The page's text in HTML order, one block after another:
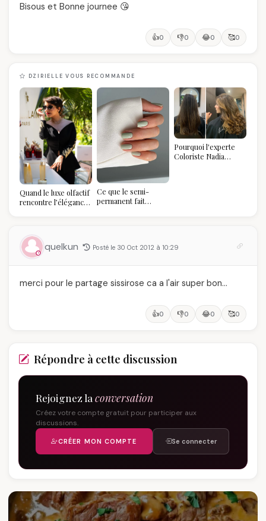
Bisous et Bonne journee 😘
👍0 👎0 😂0 🥰0
DZIRIELLE VOUS RECOMMANDE
Quand le luxe olfactif
rencontre l’élégance
temps
Ce que le semi-
permanent fait
Pourquoi l'experte
Coloriste Nadia
quelkun Posté le 30 Oct 2012 à 10:29
merci pour le partage sissirose ca a l'air super bon…
👍0 👎0 😂0 🥰0
Répondre à cette discussion
Rejoignez la conversation
Créez votre compte gratuit pour participer aux
discussions.
CRÉER MON COMPTE Se connecter